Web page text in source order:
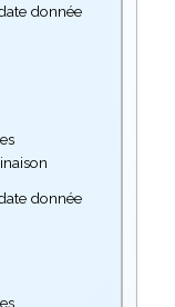
donnée
donnée